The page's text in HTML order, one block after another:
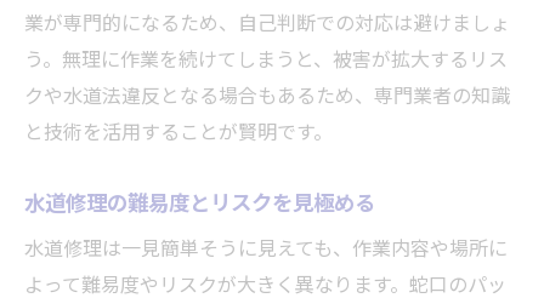
業が専門的になるため、自己判断での対応は避けましょ
う。無理に作業を続けてしまうと、被害が拡大するリス
クや水道法違反となる場合もあるため、専門業者の知識
と技術を活用することが賢明です。
水道修理の難易度とリスクを見極める
水道修理は一見簡単そうに見えても、作業内容や場所に
よって難易度やリスクが大きく異なります。蛇口のパッ